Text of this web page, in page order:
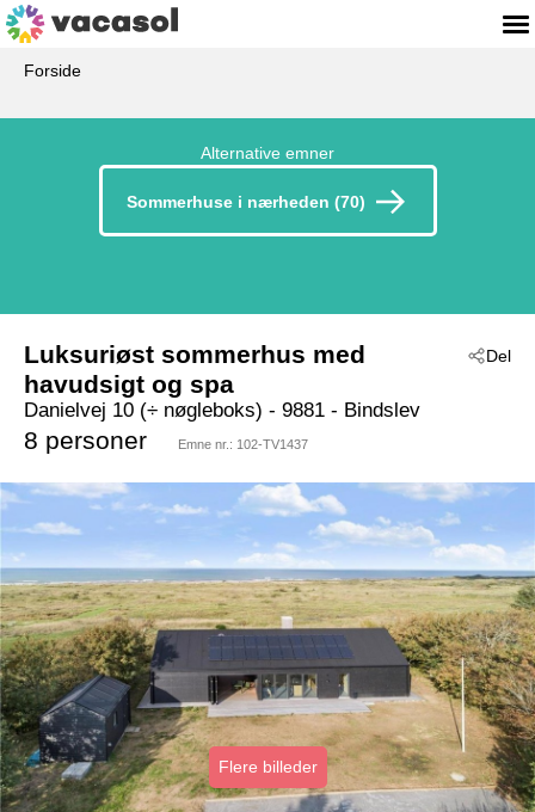
Forside
Alternative emner
Sommerhuse i nærheden (70)
Del
Luksuriøst sommerhus med
havudsigt og spa
Danielvej 10 (÷ nøgleboks)
- Tversted
- 9881 - Bindslev
8 personer Emne nr.: 102-TV1437
Flere billeder